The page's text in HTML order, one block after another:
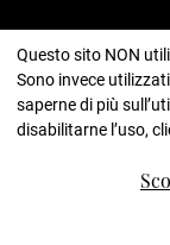
Questo sito NON
Sono invece
saperne di più
disabilitarne l’uso,